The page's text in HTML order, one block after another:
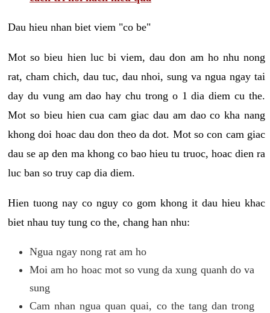
Dau hieu nhan biet viem "co be"
Mot so bieu hien luc bi viem, dau don am ho nhu nong
rat, cham chich, dau tuc, dau nhoi, sung va ngua ngay tai
day du vung am dao hay chu trong o 1 dia diem cu the.
Mot so bieu hien cua cam giac dau am dao co kha nang
khong doi hoac dau don theo da dot. Mot so con cam giac
dau se ap den ma khong co bao hieu tu truoc, hoac dien ra
luc ban so truy cap dia diem.
Hien tuong nay co nguy co gom khong it dau hieu khac
biet nhau tuy tung co the, chang han nhu:
Ngua ngay nong rat am ho
Moi am ho hoac mot so vung da xung quanh do va
sung
Cam nhan ngua quan quai, co the tang dan trong